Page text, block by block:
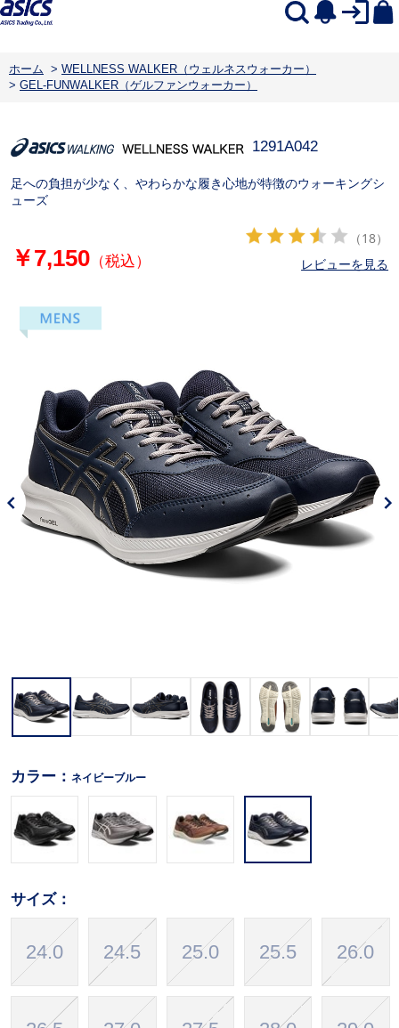
ホーム > WELLNESS WALKER（ウェルネスウォーカー）
> GEL-FUNWALKER（ゲルファンウォーカー）
1291A042
足への負担が少なく、やわらかな履き心地が特徴のウォーキングシ
ューズ
￥7,150（税込）
（18）
レビューを見る
カラー： ネイビーブルー
サイズ：
24.0 24.5 25.0 25.5 26.0